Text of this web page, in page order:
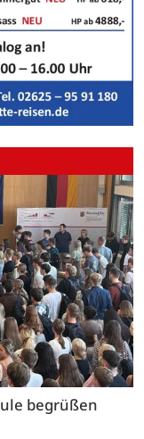
begrüßen